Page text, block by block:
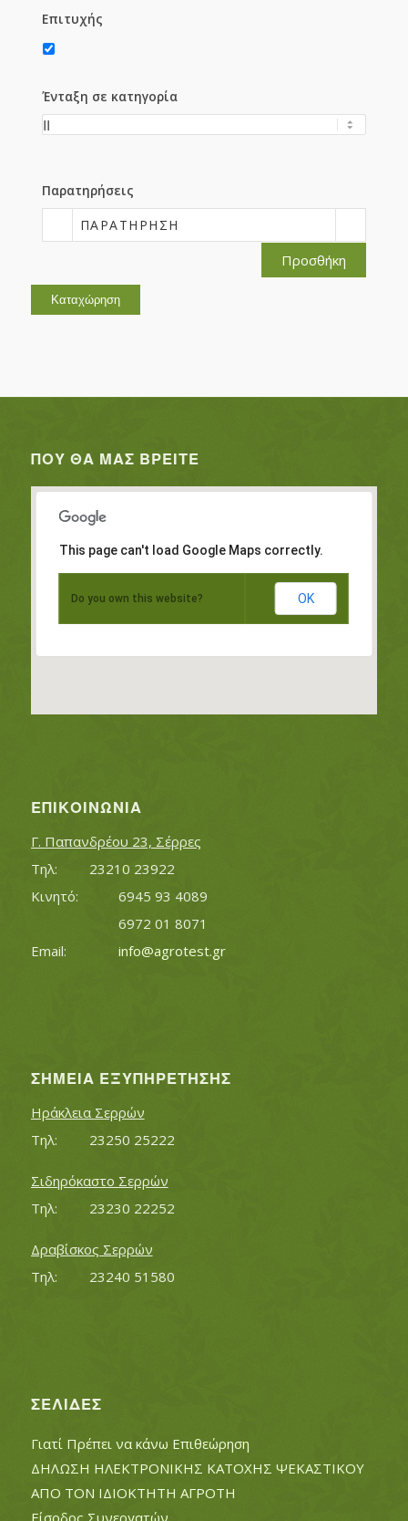
Επιτυχής
Ένταξη σε κατηγορία
Παρατηρήσεις
ΠΑΡΑΤΉΡΗΣΗ
Προσθήκη
ΠΟΥ ΘΑ ΜΑΣ ΒΡΕΊΤΕ
This page can't load Google Maps correctly.
Do you own this website? OK
ΕΠΙΚΟΙΝΩΝΊΑ
Γ. Παπανδρέου 23, Σέρρες
Τηλ:		23210 23922
Κινητό:		6945 93 4089
			6972 01 8071
info@agrotest.gr
ΣΗΜΕΊΑ ΕΞΥΠΗΡΈΤΗΣΗΣ
Ηράκλεια Σερρών
Τηλ:		23250 25222
Σιδηρόκαστο Σερρών
Τηλ:		23230 22252
Δραβίσκος Σερρών
Τηλ:		23240 51580
ΣΕΛΊΔΕΣ
Γιατί Πρέπει να κάνω Επιθεώρηση
ΔΗΛΩΣΗ ΗΛΕΚΤΡΟΝΙΚΗΣ ΚΑΤΟΧΗΣ ΨΕΚΑΣΤΙΚΟΥ
ΑΠΟ ΤΟΝ ΙΔΙΟΚΤΗΤΗ ΑΓΡΟΤΗ